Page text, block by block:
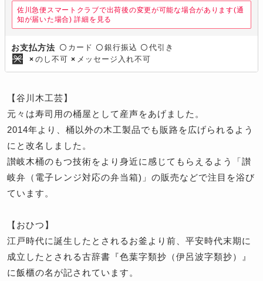
佐川急便スマートクラブで出荷後の変更が可能な場合があります(通
知が届いた場合) 詳細を見る
お支払方法 〇 カード 〇 銀行振込 〇 代引き
× のし不可 × メッセージ入れ不可
【谷川木工芸】
元々は寿司用の桶屋として産声をあげました。
2014年より、桶以外の木工製品でも販路を広げられるよう
にと改名しました。
讃岐木桶のもつ技術をより身近に感じてもらえるよう「讃
岐弁（電子レンジ対応の弁当箱)」の販売などで注目を浴び
ています。
【おひつ】
江戸時代に誕生したとされるお釜より前、平安時代末期に
成立したとされる古辞書『色葉字類抄（伊呂波字類抄）』
に飯櫃の名が記されています。